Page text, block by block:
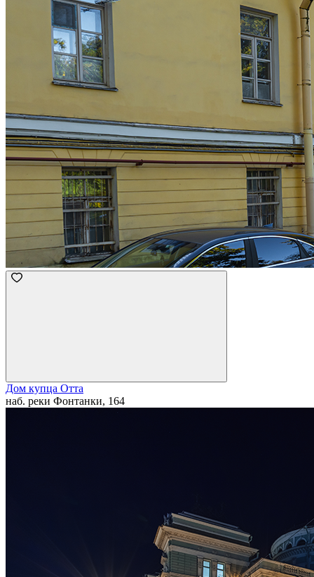
Дом купца Отта
наб. реки Фонтанки, 164